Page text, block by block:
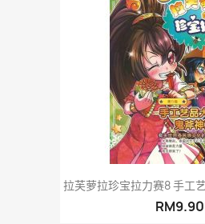
拉芙萝拉珍宝拉力赛8 手工
RM9.90